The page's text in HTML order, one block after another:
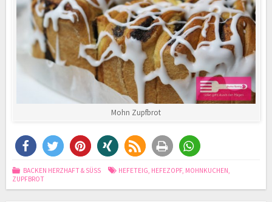
Mohn Zupfbrot
BACKEN HERZHAFT & SÜSS HEFETEIG, HEFEZOPF, MOHNKUCHEN,
ZUPFBROT